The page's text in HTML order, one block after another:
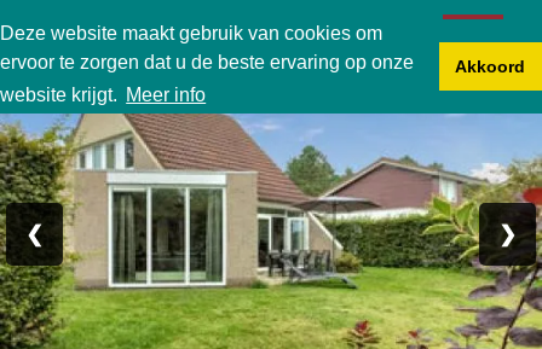
Deze website maakt gebruik van cookies om
ervoor te zorgen dat u de beste ervaring op onze
website krijgt. Meer info
Akkoord
Karperbungalow
Foto 1/24
❮ ❯